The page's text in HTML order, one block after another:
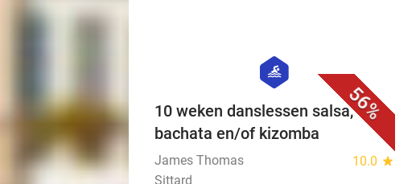
56%
hexagon
sport
10 weken danslessen salsa,
bachata en/of kizomba
James Thomas 10.0 star
Sittard